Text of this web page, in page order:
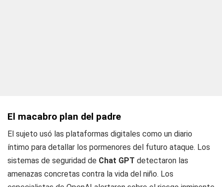
El macabro plan del padre
El sujeto usó las plataformas digitales como un diario
íntimo para detallar los pormenores del futuro ataque. Los
sistemas de seguridad de Chat GPT detectaron las
amenazas concretas contra la vida del niño. Los